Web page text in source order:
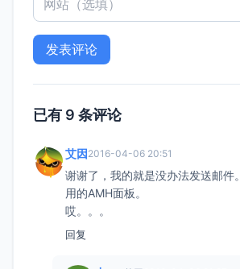
已有 9 条评论
艾因2016-04-06 20:51
谢谢了，我的就是没办法发送邮件。
用的AMH面板。
哎。。。
回复